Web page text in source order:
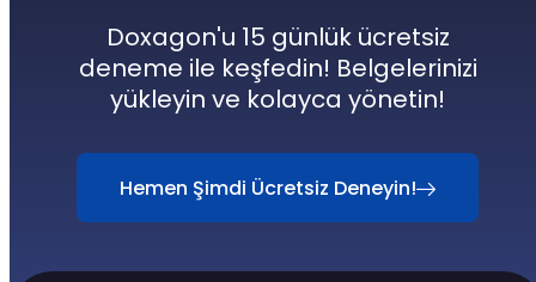
Doxagon'u 15 günlük ücretsiz
deneme ile keşfedin! Belgelerinizi
yükleyin ve kolayca yönetin!
Hemen Şimdi Ücretsiz Deneyin!